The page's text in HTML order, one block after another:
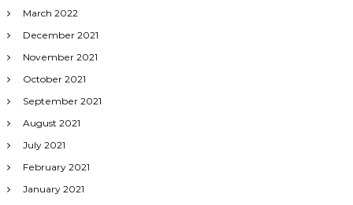
March 2022
December 2021
November 2021
October 2021
September 2021
August 2021
July 2021
February 2021
January 2021